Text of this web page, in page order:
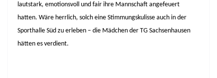
lautstark, emotionsvoll und fair ihre Mannschaft angefeuert
hatten. Wäre herrlich, solch eine Stimmungskulisse auch in der
Sporthalle Süd zu erleben – die Mädchen der TG Sachsenhausen
hätten es verdient.